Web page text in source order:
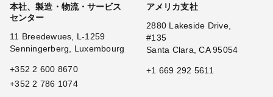
本社、製造・物流・サービス
センター
11 Breedewues, L-1259
Senningerberg, Luxembourg
+352 2 600 8670
+352 2 786 1074
アメリカ支社
2880 Lakeside Drive,
#135
Santa Clara, CA 95054
+1 669 292 5611